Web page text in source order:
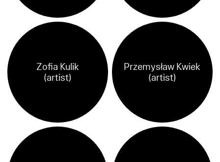
Zofia Kulik
(artist)
Przemysław Kwiek
(artist)